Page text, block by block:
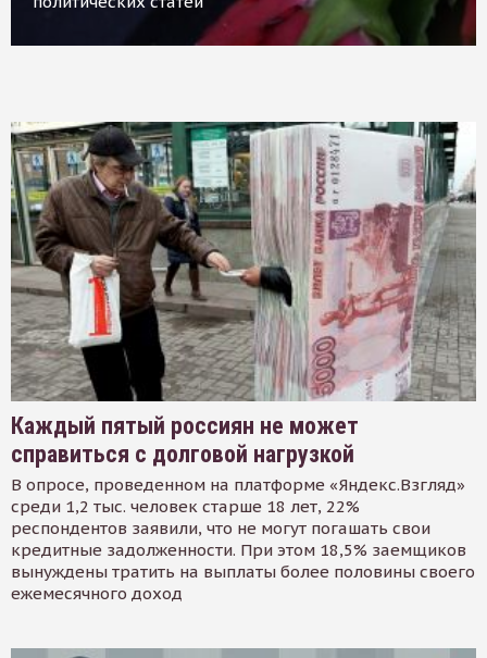
Каждый пятый россиян не может
справиться с долговой нагрузкой
В опросе, проведенном на платформе «Яндекс.Взгляд»
среди 1,2 тыс. человек старше 18 лет, 22%
респондентов заявили, что не могут погашать свои
кредитные задолженности. При этом 18,5% заемщиков
вынуждены тратить на выплаты более половины своего
ежемесячного доход